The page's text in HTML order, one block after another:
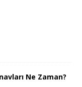
Ne Zaman?